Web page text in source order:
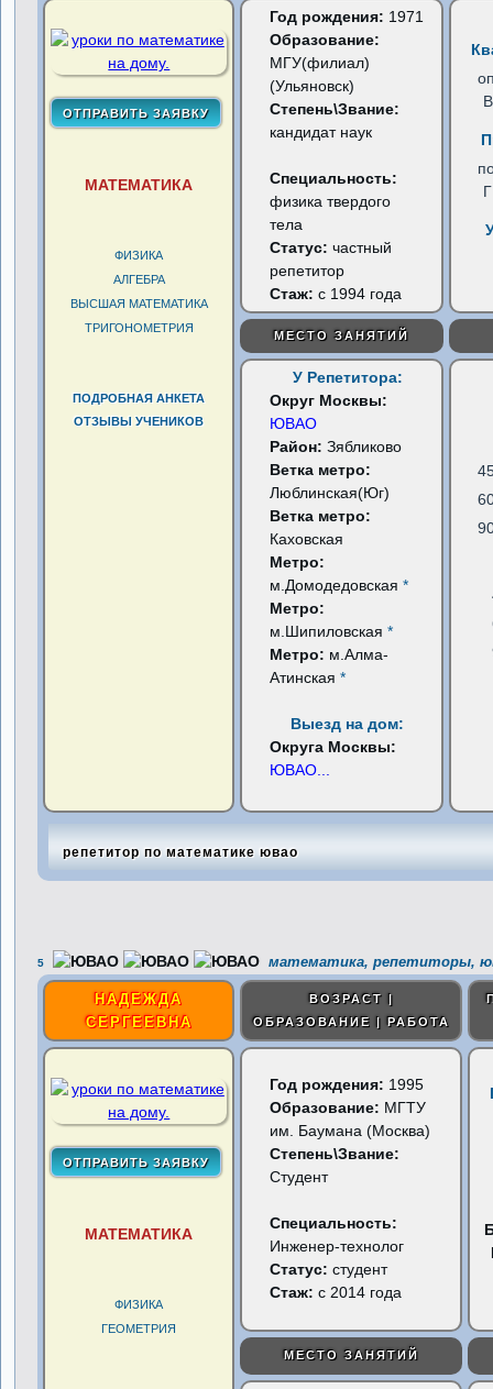
МАТЕМАТИКА
ФИЗИКА
АЛГЕБРА
ВЫСШАЯ МАТЕМАТИКА
ТРИГОНОМЕТРИЯ
ПОДРОБНАЯ АНКЕТА
ОТЗЫВЫ УЧЕНИКОВ
Год рождения: 1971
Образование:
МГУ(филиал)
(Ульяновск)
Степень\Звание:
кандидат наук
Специальность:
физика твердого
тела
Статус:частный
репетитор
Стаж: с 1994 года
МЕСТО ЗАНЯТИЙ
У Репетитора:
Округ Москвы:
ЮВАО
Район:Зябликово
Ветка метро:
Люблинская(Юг)
Ветка метро:
Каховская
Метро:
м.Домодедовская*
Метро:
м.Шипиловская*
Метро: м.Алма-
Атинская*
Выезд на дом:
Округа Москвы:
ЮВАО
репетитор по математике ювао
5 математика, репетиторы,
НАДЕЖДА
СЕРГЕЕВНА
ВОЗРАСТ |
ОБРАЗОВАНИЕ | РАБОТА
МАТЕМАТИКА
ФИЗИКА
ГЕОМЕТРИЯ
Год рождения: 1995
Образование: МГТУ
им. Баумана (Москва)
Степень\Звание:
Студент
Специальность:
Инженер-технолог
Статус:студент
Стаж: с 2014 года
МЕСТО ЗАНЯТИЙ